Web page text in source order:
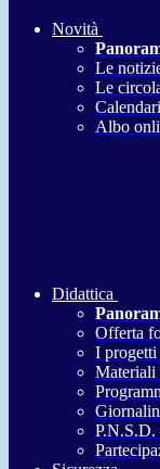
Novità
Le
Le
Albo
Didattica
Offerta
I progetti
Materiali
P.N.S.D.